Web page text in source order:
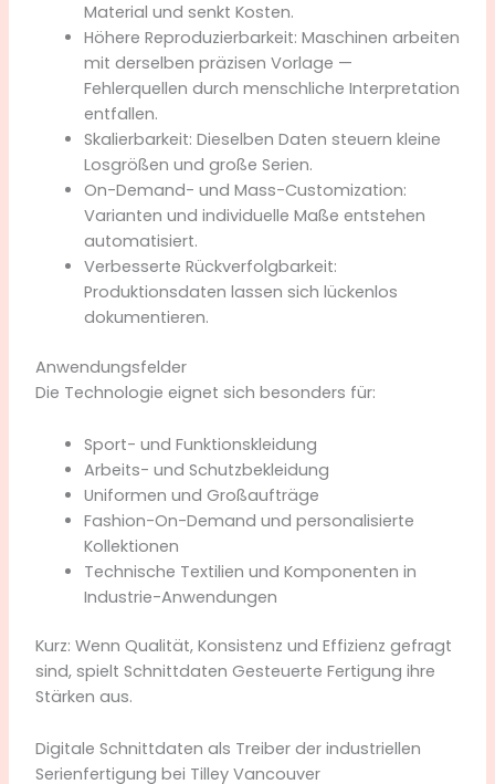
Material und senkt Kosten.
Höhere Reproduzierbarkeit: Maschinen arbeiten
mit derselben präzisen Vorlage —
Fehlerquellen durch menschliche Interpretation
entfallen.
Skalierbarkeit: Dieselben Daten steuern kleine
Losgrößen und große Serien.
On-Demand- und Mass-Customization:
Varianten und individuelle Maße entstehen
automatisiert.
Verbesserte Rückverfolgbarkeit:
Produktionsdaten lassen sich lückenlos
dokumentieren.
Anwendungsfelder
Die Technologie eignet sich besonders für:
Sport- und Funktionskleidung
Arbeits- und Schutzbekleidung
Uniformen und Großaufträge
Fashion-On-Demand und personalisierte
Kollektionen
Technische Textilien und Komponenten in
Industrie-Anwendungen
Kurz: Wenn Qualität, Konsistenz und Effizienz gefragt
sind, spielt Schnittdaten Gesteuerte Fertigung ihre
Stärken aus.
Digitale Schnittdaten als Treiber der industriellen
Serienfertigung bei Tilley Vancouver